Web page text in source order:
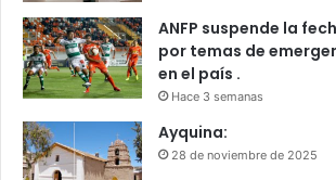
ANFP suspende la
por temas de
en el país .
Hace 3 semanas
Ayquina:
28 de noviembre de 2025